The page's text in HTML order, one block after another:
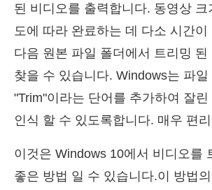
된 비디오를 출력합니다. 동영상
도에 따라 완료하는 데 다소 시간이
다음 원본 파일 폴더에서 트리밍 된
찾을 수 있습니다. Windows는 파일
"Trim"이라는 단어를 추가하여 잘
인식 할 수 있도록합니다. 매우 편
이것은 Windows 10에서 비디오를
좋은 방법 일 수 있습니다.이 방법